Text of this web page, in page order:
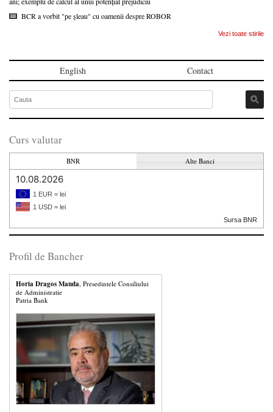
BCR a vorbit "pe șleau" cu oamenii despre ROBOR
Vezi toate stirile
English Contact
Curs valutar
BNR Alte Banci
10.08.2026
1 EUR = lei
1 USD = lei
Sursa BNR
Profil de Bancher
Horia Dragos Manda , Presedintele Consiliului
de Administratie
Patria Bank